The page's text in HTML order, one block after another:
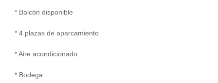
* Balcón disponible
* 4 plazas de aparcamiento
* Aire acondicionado
* Bodega